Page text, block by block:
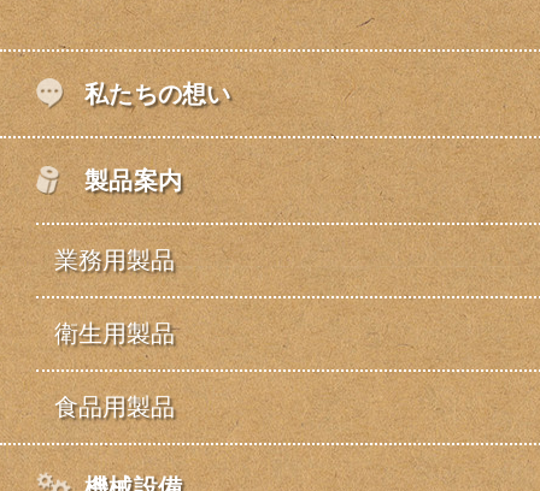
私たちの想い
製品案内
業務用製品
衛生用製品
食品用製品